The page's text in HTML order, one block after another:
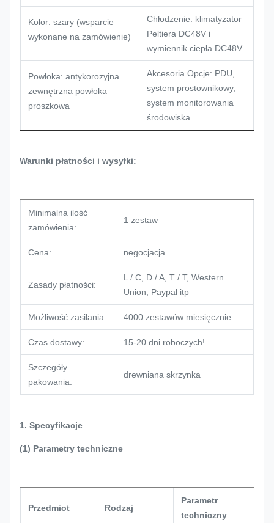
Kolor: szary (wsparcie
wykonane na zamówienie)
Chłodzenie: klimatyzator
Peltiera DC48V i
wymiennik ciepła DC48V
Powłoka: antykorozyjna
zewnętrzna powłoka
proszkowa
Akcesoria Opcje: PDU,
system prostownikowy,
system monitorowania
środowiska
Warunki płatności i wysyłki:
Minimalna ilość
zamówienia:
1 zestaw
Cena: negocjacja
Zasady płatności:
L / C, D / A, T / T, Western
Union, Paypal itp
Możliwość zasilania: 4000 zestawów miesięcznie
Czas dostawy: 15-20 dni roboczych!
Szczegóły
pakowania:
drewniana skrzynka
1. Specyfikacje
(1) Parametry techniczne
Przedmiot Rodzaj
Parametr
techniczny